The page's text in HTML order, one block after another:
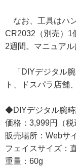
なお、工具はハ
CR2032（別売）1
2週間。マニュアル
「DIYデジタル腕
ト、ドスパラ店舗
◆DIYデジタル腕時
価格：3,999円（税
販売場所：Webサ
フェイスサイズ：
重量：60g